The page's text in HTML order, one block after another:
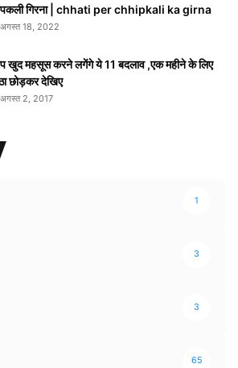
गिरना | chhati per chhipkali ka girna
अगस्त 18, 2022
खुद महसूस करने लगेंगे ये 11 बदलाव ,एक महीने के लिए
छोड़कर देखिए
अगस्त 2, 2017
1
3
3
65